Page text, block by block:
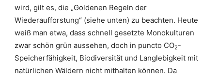
wird, gilt es, die „Goldenen Regeln der
Wiederaufforstung“ (siehe unten) zu beachten. Heute
weiß man etwa, dass schnell gesetzte Monokulturen
zwar schön grün aussehen, doch in puncto CO2-
Speicherfähigkeit, Biodiversität und Langlebigkeit mit
natürlichen Wäldern nicht mithalten können. Da